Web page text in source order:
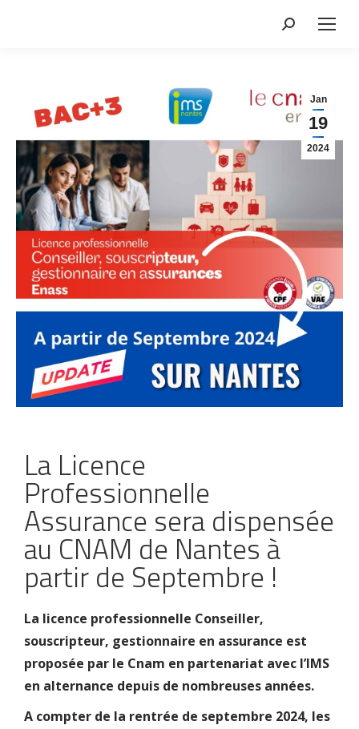
Jan
19
2024
La Licence
Professionnelle
Assurance sera dispensée
au CNAM de Nantes à
partir de Septembre !
La licence professionnelle Conseiller,
souscripteur, gestionnaire en assurance est
proposée par le Cnam en partenariat avec l’IMS
en alternance depuis de nombreuses années.
A compter de la rentrée de septembre 2024, les